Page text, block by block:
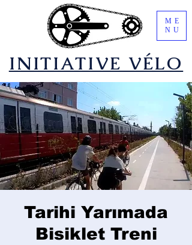
​INITIATIVE VÉLO
ME
NU
Tarihi Yarımada
Bisiklet Treni